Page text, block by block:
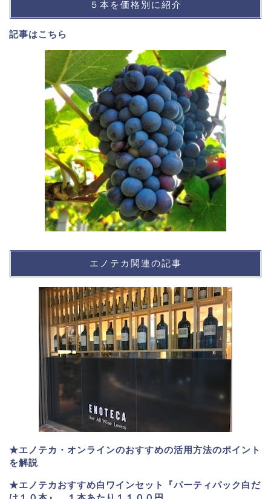
５本を価格別に紹介
記事はこちら
エノテカ関連の記事
★エノテカ・オンラインのおすすめの活用方法のポイント
を解説
★エノテカおすすめ白ワインセット『パーティパック白だ